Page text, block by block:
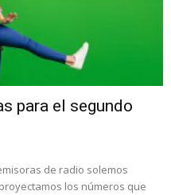
para el segundo
de radio solemos
los números que